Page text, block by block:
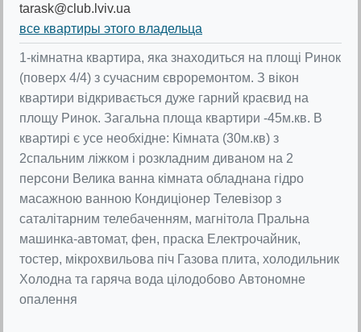
tarask@club.lviv.ua
все квартиры этого владельца
1-кімнатна квартира, яка знаходиться на площі Ринок
(поверх 4/4) з сучасним євроремонтом. З вікон
квартири відкривається дуже гарний краєвид на
площу Ринок. Загальна площа квартири -45м.кв. В
квартирі є усе необхідне: Кімната (30м.кв) з
2спальним ліжком і розкладним диваном на 2
персони Велика ванна кімната обладнана гідро
масажною ванною Кондиціонер Телевізор з
саталітарним телебаченням, магнітола Пральна
машинка-автомат, фен, праска Електрочайник,
тостер, мікрохвильова піч Газова плита, холодильник
Холодна та гаряча вода цілодобово Автономне
опалення